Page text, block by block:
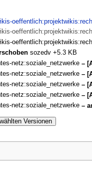
sozedv +5.3 KB
netz:soziale_netzwerke–
netz:soziale_netzwerke–
netz:soziale_netzwerke–
netz:soziale_netzwerke–
netz:soziale_netzwerke–
Versionen